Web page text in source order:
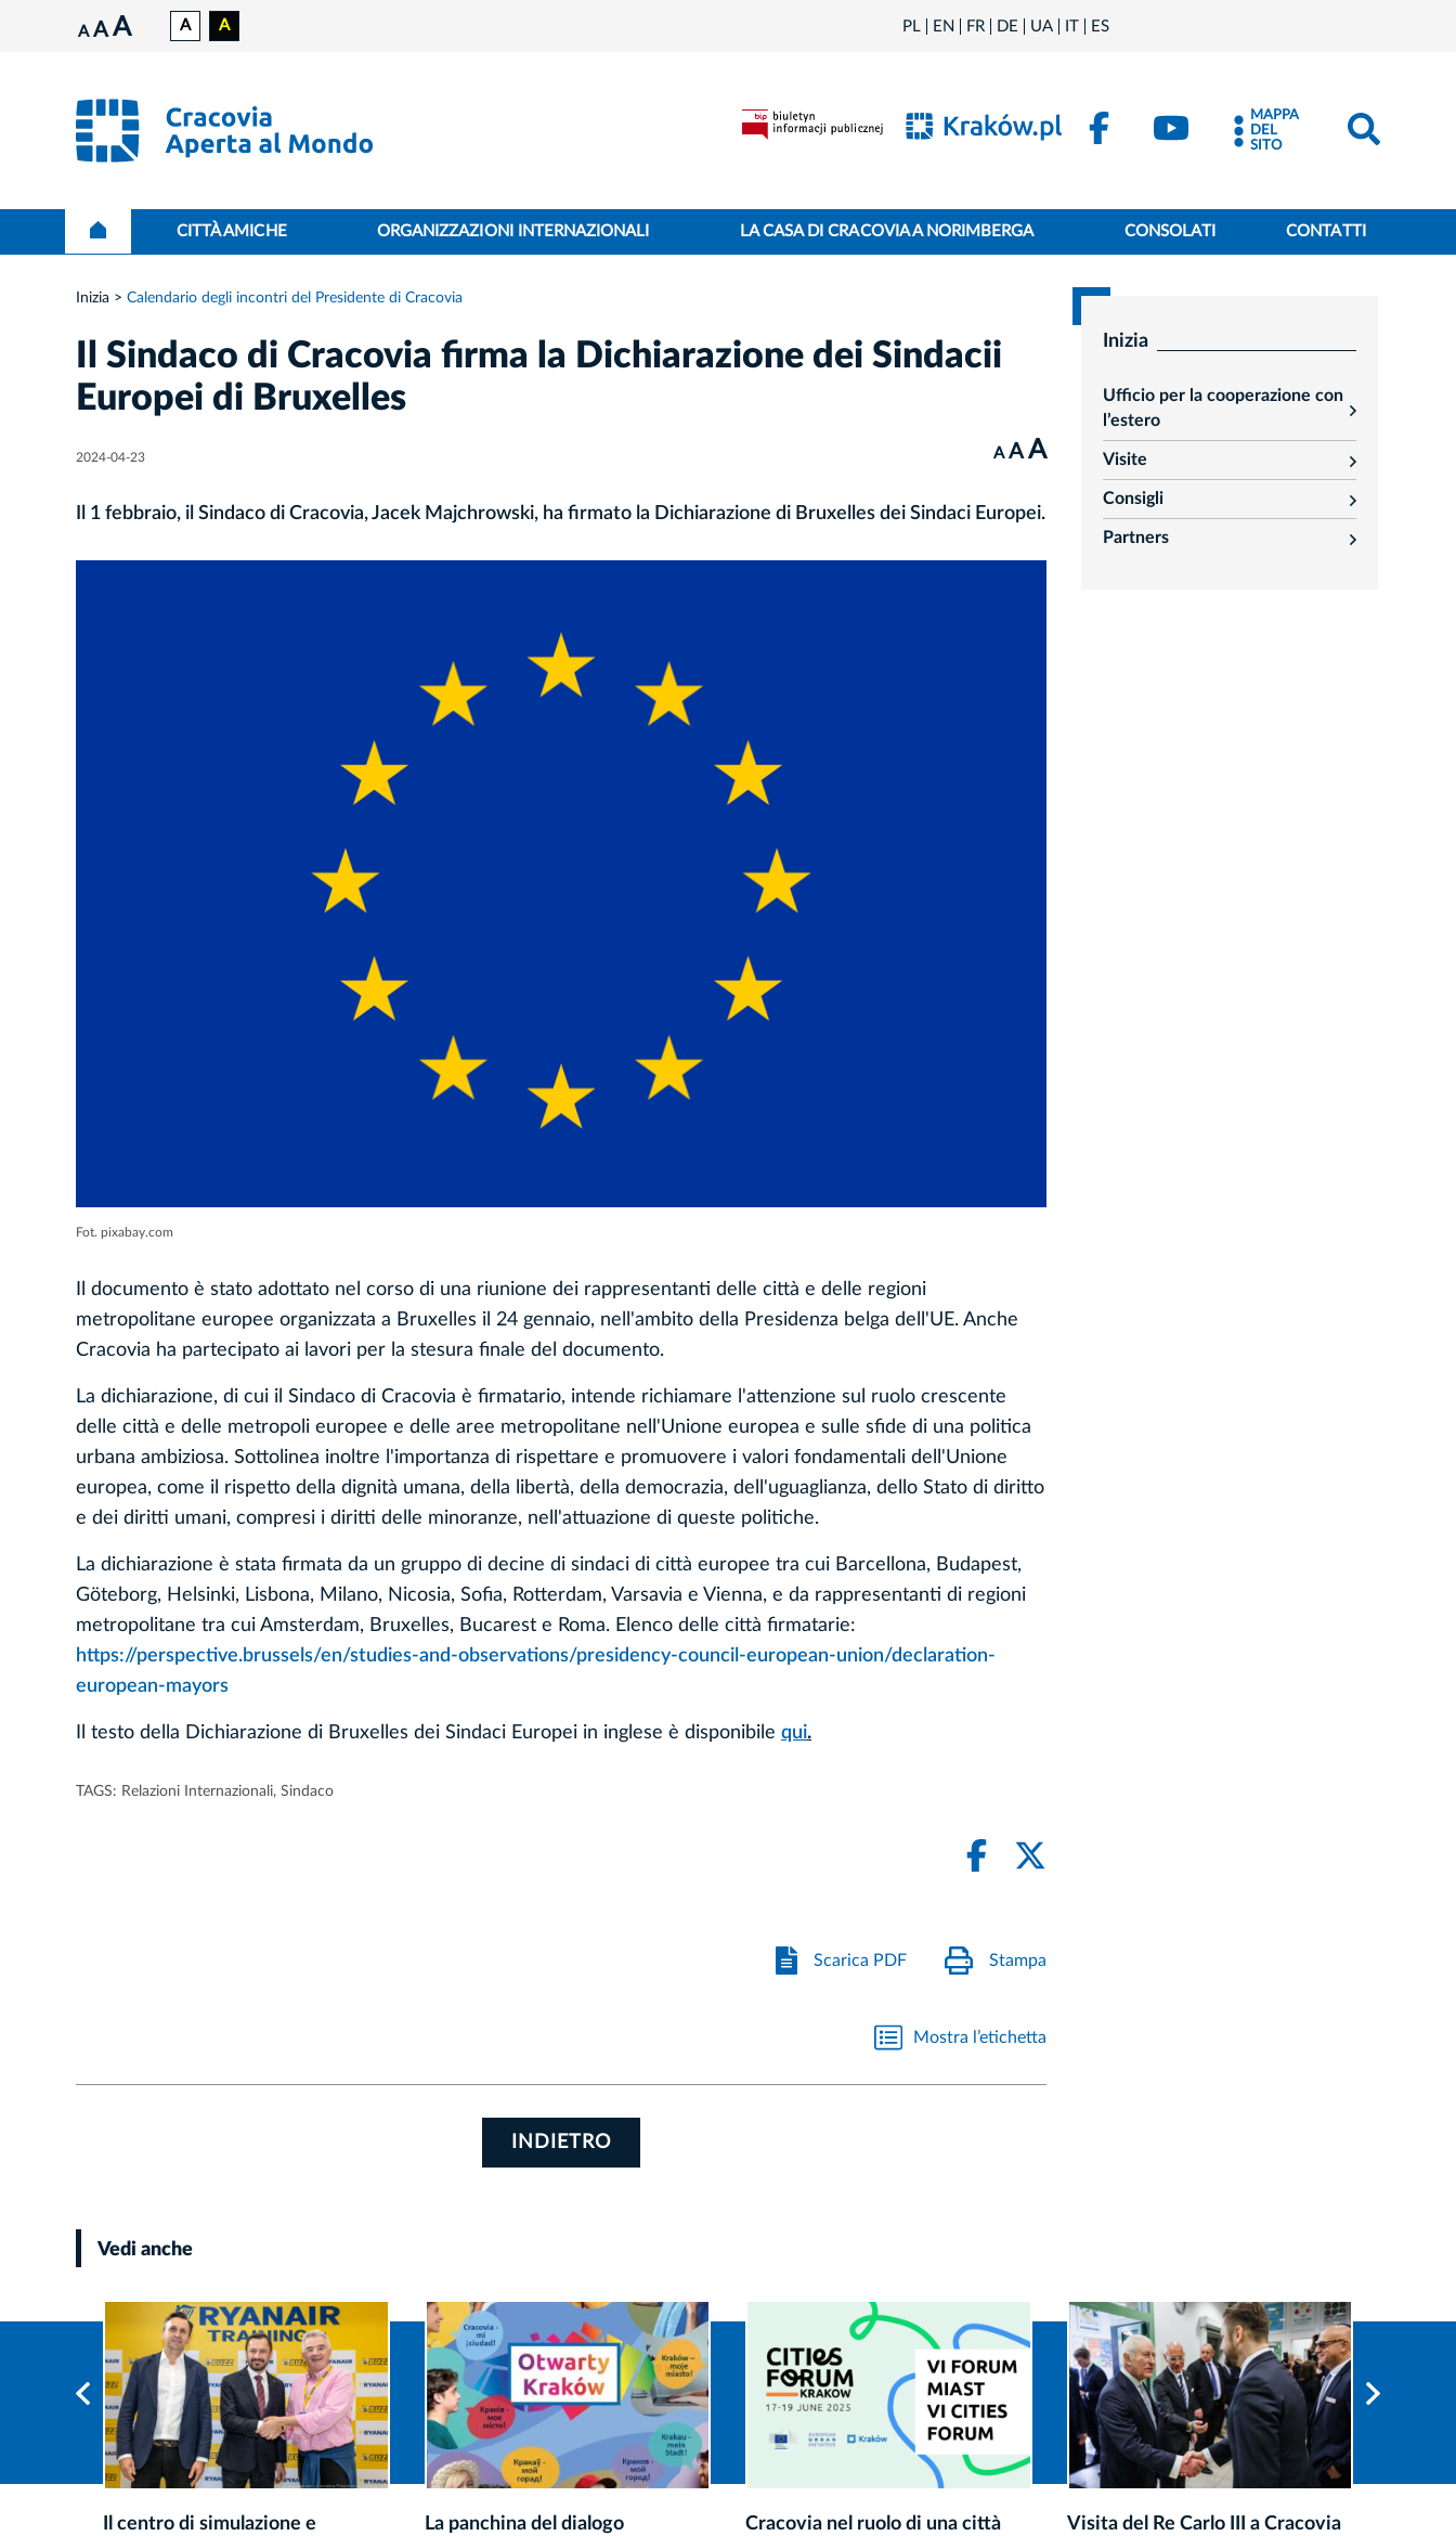
A A A A A PL EN FR DE UA IT ES
MAPPA
DEL
SITO
CITTÀ AMICHE ORGANIZZAZIONI INTERNAZIONALI LA CASA DI CRACOVIA A NORIMBERGA CONSOLATI CONTATTI
Inizia Calendario degli incontri del Presidente di Cracovia
Il Sindaco di Cracovia firma la Dichiarazione dei Sindacii
Europei di Bruxelles
2024-04-23 A A A
Il 1 febbraio, il Sindaco di Cracovia, Jacek Majchrowski, ha firmato la Dichiarazione di Bruxelles dei Sindaci Europei.
Fot. pixabay.com
Il documento è stato adottato nel corso di una riunione dei rappresentanti delle città e delle regioni
metropolitane europee organizzata a Bruxelles il 24 gennaio, nell'ambito della Presidenza belga dell'UE. Anche
Cracovia ha partecipato ai lavori per la stesura finale del documento.
La dichiarazione, di cui il Sindaco di Cracovia è firmatario, intende richiamare l'attenzione sul ruolo crescente
delle città e delle metropoli europee e delle aree metropolitane nell'Unione europea e sulle sfide di una politica
urbana ambiziosa. Sottolinea inoltre l'importanza di rispettare e promuovere i valori fondamentali dell'Unione
europea, come il rispetto della dignità umana, della libertà, della democrazia, dell'uguaglianza, dello Stato di diritto
e dei diritti umani, compresi i diritti delle minoranze, nell'attuazione di queste politiche.
La dichiarazione è stata firmata da un gruppo di decine di sindaci di città europee tra cui Barcellona, Budapest,
Göteborg, Helsinki, Lisbona, Milano, Nicosia, Sofia, Rotterdam, Varsavia e Vienna, e da rappresentanti di regioni
metropolitane tra cui Amsterdam, Bruxelles, Bucarest e Roma. Elenco delle città firmatarie:
https://perspective.brussels/en/studies-and-observations/presidency-council-european-union/declaration-
european-mayors
Il testo della Dichiarazione di Bruxelles dei Sindaci Europei in inglese è disponibile qui.
TAGS: Relazioni Internazionali, Sindaco
Scarica PDF Stampa
Mostra l’etichetta
INDIETRO
Inizia
Ufficio per la cooperazione con
l’estero
rozwiń
Visite
rozwiń
Consigli
rozwiń
Partners
rozwiń
Vedi anche
La panchina del dialogo
Cracovia nel ruolo di una città
Visita del Re Carlo III a Cracovia
Visita del Vicepresidente del